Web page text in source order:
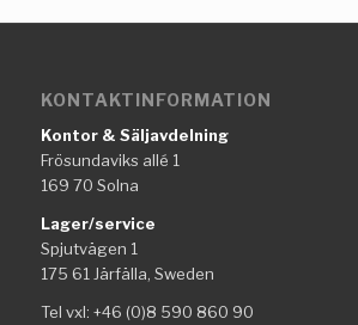
KONTAKTINFORMATION
Kontor & Säljavdelning
Frösundaviks allé 1
169 70 Solna
Lager/service
Spjutvägen 1
175 61 Järfälla, Sweden
Tel vxl: +46 (0)8 590 860 90